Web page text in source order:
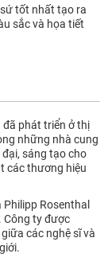
tốt nhất tạo ra
sắc và họa tiết
đã phát triển ở thị
những nhà cung
sáng tạo cho
các thương hiệu
Rosenthal
Công ty được
các nghệ sĩ và